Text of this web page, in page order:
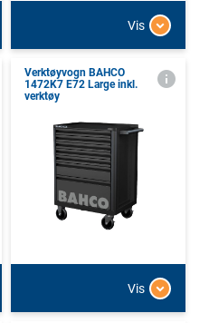
Vis
Verktøyvogn BAHCO
1472K7 E72 Large inkl.
verktøy
Vis